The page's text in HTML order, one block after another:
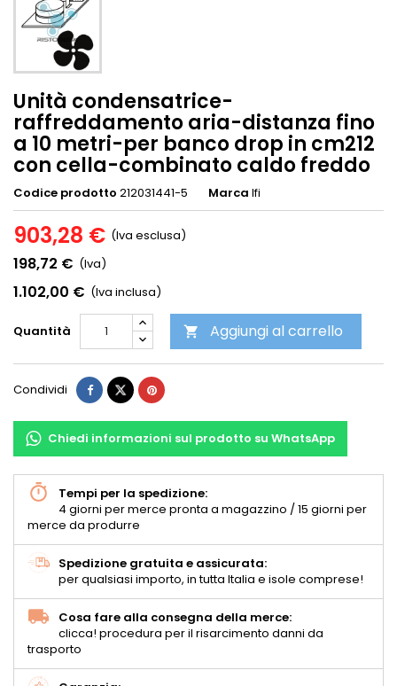
Unità condensatrice-
raffreddamento aria-distanza fino
a 10 metri-per banco drop in cm212
con cella-combinato caldo freddo
Codice prodotto 212031441-5 Marca Ifi
903,28 € (Iva esclusa)
198,72 € (Iva)
1.102,00 € (Iva inclusa)
Quantità  Aggiungi al carrello
Condividi
Chiedi informazioni sul prodotto su WhatsApp
Tempi per la spedizione:
4 giorni per merce pronta a magazzino / 15 giorni per
merce da produrre
Spedizione gratuita e assicurata:
per qualsiasi importo, in tutta Italia e isole comprese!
Cosa fare alla consegna della merce:
clicca! procedura per il risarcimento danni da
trasporto